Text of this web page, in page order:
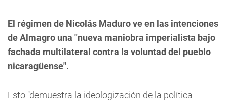
El régimen de Nicolás Maduro ve en las intenciones
de Almagro una "nueva maniobra imperialista bajo
fachada multilateral contra la voluntad del pueblo
nicaragüense".
Esto "demuestra la ideologización de la política